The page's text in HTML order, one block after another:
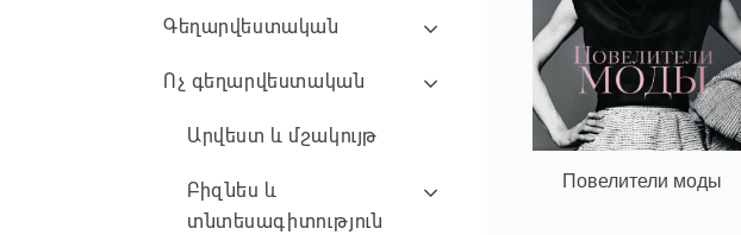
Գեղարվեստական
Ոչ գեղարվեստական
Արվեստ և մշակույթ
Բիզնես և
տնտեսագիտություն
Повелители моды